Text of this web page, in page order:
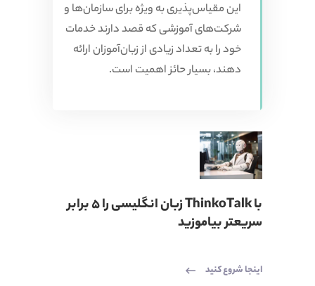
این مقیاس‌پذیری به ویژه برای سازمان‌ها و
شرکت‌های آموزشی که قصد دارند خدمات
خود را به تعداد زیادی از زبان‌آموزان ارائه
دهند، بسیار حائز اهمیت است.
با ThinkoTalk زبان انگلیسی را 5 برابر
سریعتر بیاموزید
اینجا شروع کنید